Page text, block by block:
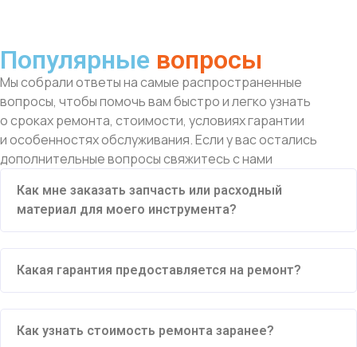
Популярные вопросы
Мы собрали ответы на самые распространенные
вопросы, чтобы помочь вам быстро и легко узнать
о сроках ремонта, стоимости, условиях гарантии
и особенностях обслуживания. Если у вас остались
дополнительные вопросы свяжитесь с нами
Как мне заказать запчасть или расходный
материал для моего инструмента?
Какая гарантия предоставляется на ремонт?
Как узнать стоимость ремонта заранее?